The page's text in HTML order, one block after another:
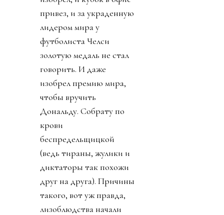
привез, и за украденную
лидером мира у
футболиста Челси
золотую медаль не стал
говорить. И даже
изобрел премию мира,
чтобы вручить
Дональду. Собрату по
крови
беспредельщицкой
(ведь тираны, жулики и
диктаторы так похожи
друг на друга). Причины
такого, вот уж правда,
лизоблюдства начали